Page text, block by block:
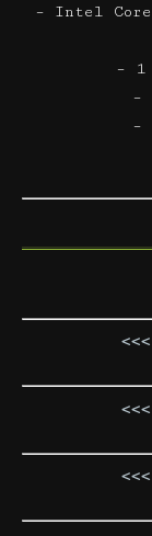
– Intel
– 1
–
–